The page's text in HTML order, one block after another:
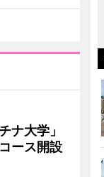
ナ大学」
ース開設